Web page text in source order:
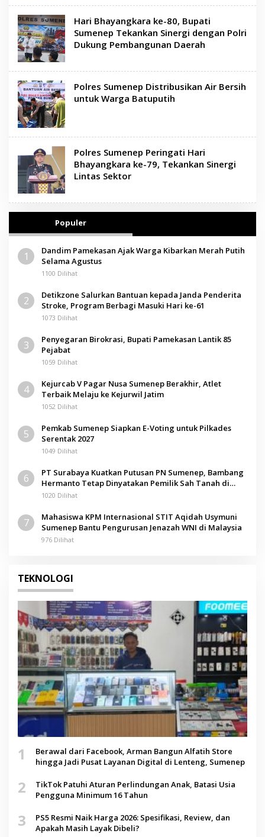
Hari Bhayangkara ke-80, Bupati
Sumenep Tekankan Sinergi dengan Polri
Dukung Pembangunan Daerah
Polres Sumenep Distribusikan Air Bersih
untuk Warga Batuputih
Polres Sumenep Peringati Hari
Bhayangkara ke-79, Tekankan Sinergi
Lintas Sektor
Populer
1
Dandim Pamekasan Ajak Warga Kibarkan Merah Putih
Selama Agustus
1100 Dilihat
2
Detikzone Salurkan Bantuan kepada Janda Penderita
Stroke, Program Berbagi Masuki Hari ke-61
1073 Dilihat
3
Penyegaran Birokrasi, Bupati Pamekasan Lantik 85
Pejabat
1059 Dilihat
4
Kejurcab V Pagar Nusa Sumenep Berakhir, Atlet
Terbaik Melaju ke Kejurwil Jatim
1052 Dilihat
5
Pemkab Sumenep Siapkan E-Voting untuk Pilkades
Serentak 2027
1049 Dilihat
6
PT Surabaya Kuatkan Putusan PN Sumenep, Bambang
Hermanto Tetap Dinyatakan Pemilik Sah Tanah di
Pamolokan
1020 Dilihat
7
Mahasiswa KPM Internasional STIT Aqidah Usymuni
Sumenep Bantu Pengurusan Jenazah WNI di Malaysia
976 Dilihat
TEKNOLOGI
1
Berawal dari Facebook, Arman Bangun Alfatih Store
hingga Jadi Pusat Layanan Digital di Lenteng, Sumenep
2
TikTok Patuhi Aturan Perlindungan Anak, Batasi Usia
Pengguna Minimum 16 Tahun
3
PS5 Resmi Naik Harga 2026: Spesifikasi, Review, dan
Apakah Masih Layak Dibeli?